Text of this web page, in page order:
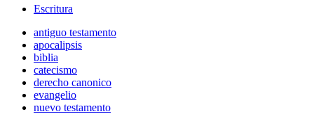
Escritura
antiguo testamento
apocalipsis
biblia
catecismo
derecho canonico
evangelio
nuevo testamento